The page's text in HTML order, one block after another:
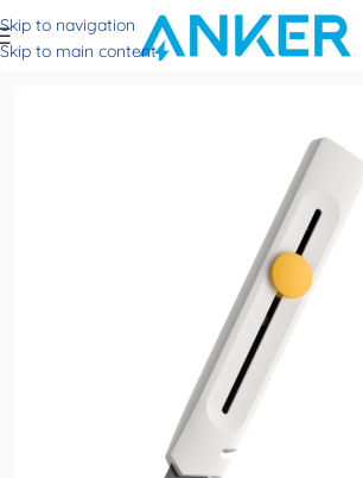
Skip to navigation
Skip to main content
Trang chủ Crafting Tools